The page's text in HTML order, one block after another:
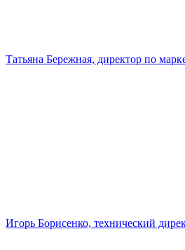
Татьяна Бережная, директор по
Игорь Борисенко, технический